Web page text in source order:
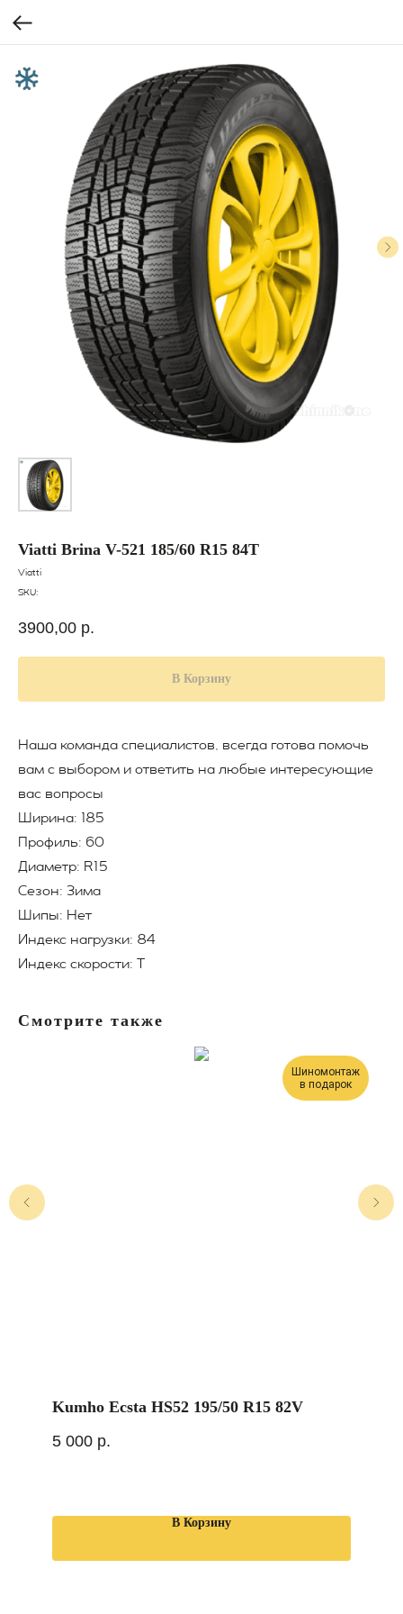
Viatti Brina V-521 185/60 R15 84T
Viatti
SKU:
3900,00 р.
В Корзину
Наша команда специалистов, всегда готова помочь
вам с выбором и ответить на любые интересующие
вас вопросы
Ширина: 185
Профиль: 60
Диаметр: R15
Сезон: Зима
Шипы: Нет
Индекс нагрузки: 84
Индекс скорости: T
Смотрите также
Шиномонтаж
в подарок
Kumho Ecsta HS52 195/50 R15 82V
5 000 р.
В Корзину